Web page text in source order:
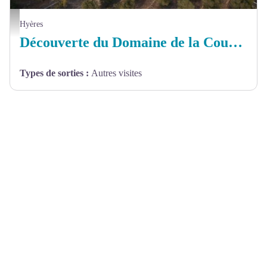
Domaine de la Courtade - Domaine de la Courtade
Hyères
Découverte du Domaine de la Courtade
Types de sorties : Autres visites